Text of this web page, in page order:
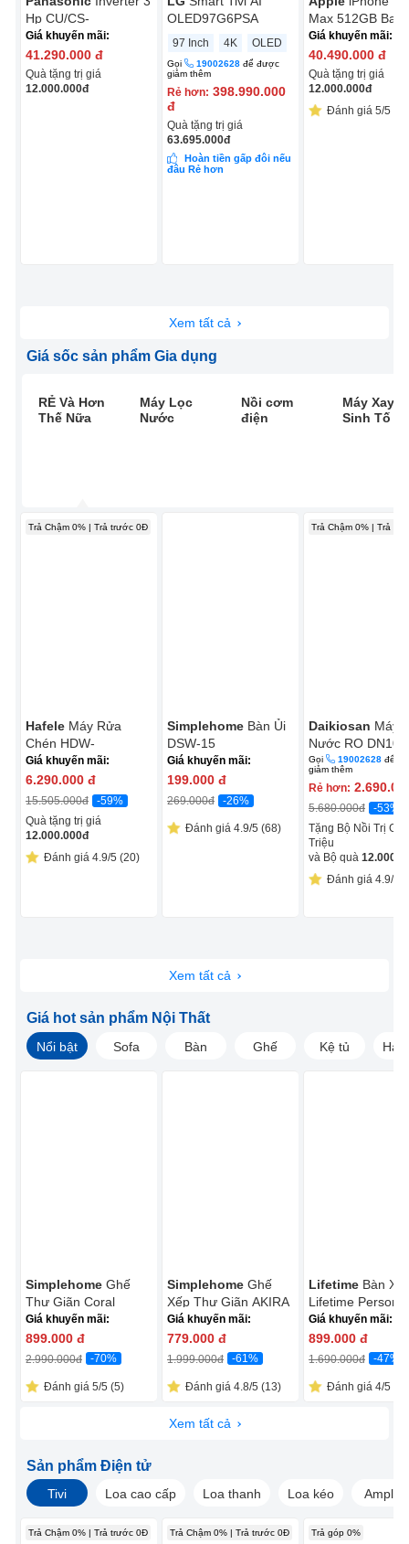
Hp CU/CS-
NZ24CF1H-8N
Giá khuyến mãi:
41.290.000 đ
Quà tặng trị giá
12.000.000đ
OLED97G6PSA
97 Inch 4K OLED
Gọi 19002628 để được
giảm thêm
Rẻ hơn: 398.990.000
đ
Quà tặng trị giá
63.695.000đ
Hoàn tiền gấp đôi nếu
đâu Rẻ hơn
Max 512GB Bạc
Giá khuyến mãi:
40.490.000 đ
Quà tặng trị giá
12.000.000đ
Đánh giá 5/5
Xem tất cả
Giá sốc sản phẩm Gia dụng
RẺ Và Hơn
Thế Nữa
Máy Lọc
Nước
Nồi cơm
điện
Máy Xay
Sinh Tố
Trả Chậm 0% | Trả trước 0Đ
Hafele Máy Rửa
Chén HDW-
T5531B/538.21.350
Giá khuyến mãi:
6.290.000 đ
15.505.000đ
-59%
Quà tặng trị giá
12.000.000đ
Đánh giá 4.9/5 (20)
Simplehome Bàn Ủi
DSW-15
Giá khuyến mãi:
199.000 đ
269.000đ -26%
Đánh giá 4.9/5 (68)
Trả Chậm 0% | Trả
Daikiosan Máy
Nước RO
Lõi RO Mỹ
Gọi 19002628 để
giảm thêm
Rẻ hơn:
5.680.000đ
-53%
Tặng Bộ Nồi Trị Giá
Triệu
và Bộ quà
Đánh giá 4.9/5
Xem tất cả
Giá hot sản phẩm Nội Thất
Nổi bật Sofa Bàn Ghế Kệ tủ
Simplehome Ghế
Thư Giãn Coral
ECOC005R Đỏ
Giá khuyến mãi:
899.000 đ
2.990.000đ -70%
Đánh giá 5/5 (5)
Simplehome Ghế
Xếp Thư Giãn AKIRA
ECOC016C Xám
Giá khuyến mãi:
779.000 đ
1.999.000đ -61%
Đánh giá 4.8/5 (13)
Lifetime Bàn
Lifetime Personal
Giá khuyến mãi:
899.000 đ
1.690.000đ -47%
Đánh giá 4/5 (1)
Xem tất cả
Sản phẩm Điện tử
Tivi Loa cao cấp Loa thanh Loa kéo Amply
Trả Chậm 0% | Trả trước 0Đ Trả Chậm 0% | Trả trước 0Đ Trả góp 0%